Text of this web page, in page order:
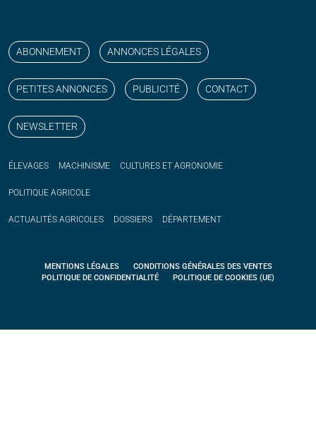
ABONNEMENT ANNONCES LÉGALES
PETITES ANNONCES PUBLICITÉ CONTACT
NEWSLETTER
ÉLEVAGES MACHINISME CULTURES ET AGRONOMIE
POLITIQUE AGRICOLE
ACTUALITÉS AGRICOLES DOSSIERS DÉPARTEMENT
MENTIONS LÉGALES
CONDITIONS GÉNÉRALES DES VENTES
POLITIQUE DE CONFIDENTIALITÉ
POLITIQUE DE COOKIES (UE)